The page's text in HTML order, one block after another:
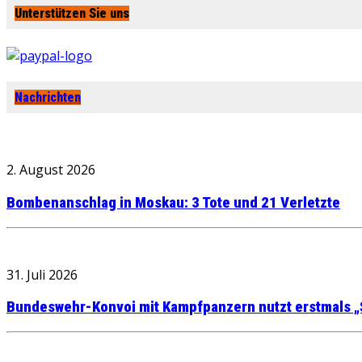
Unterstützen Sie uns
Nachrichten
2. August 2026
Bombenanschlag in Moskau: 3 Tote und 21 Verletzte
31. Juli 2026
Bundeswehr-Konvoi mit Kampfpanzern nutzt erstmals